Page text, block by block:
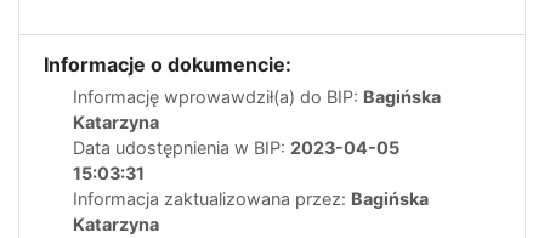
Informacje o dokumencie:
Informację wprowawdził(a) do BIP: Bagińska
Katarzyna
Data udostępnienia w BIP: 2023-04-05
15:03:31
Informacja zaktualizowana przez: Bagińska
Katarzyna